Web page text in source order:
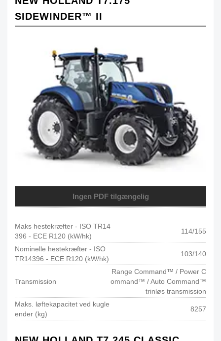
SIDEWINDER™ II
Ingen PDF tilgængelig
Maks hestekræfter - ISO TR14
396 - ECE R120 (kW/hk)
114/155
Nominelle hestekræfter - ISO
TR14396 - ECE R120 (kW/hk)
103/140
Transmission
Range Command™ / Power C
ommand™ / Auto Command™
trinløs transmission
Maks. løftekapacitet ved kugle
ender (kg)
8257